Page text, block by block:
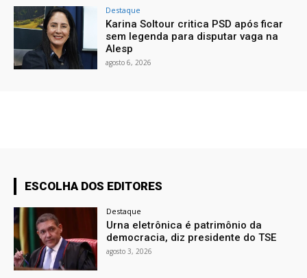
Destaque
Karina Soltour critica PSD após ficar
sem legenda para disputar vaga na
Alesp
agosto 6, 2026
ESCOLHA DOS EDITORES
Destaque
Urna eletrônica é patrimônio da
democracia, diz presidente do TSE
agosto 3, 2026